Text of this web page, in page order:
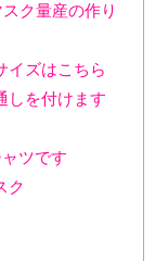
ク量産の作り
イズはこちら
しを付けます
ツです
ク